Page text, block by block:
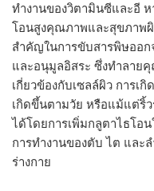
ทำงานของวิตามินซีและอี
โอนสูงคุณภาพและสุขภาพ
สำคัญในการขับสารพิษออ
และอนุมูลอิสระ ซึ่งทำลาย
เกี่ยวข้องกับเซลล์ผิว การเ
เกิดขึ้นตามวัย หรือแม้แต่ริ้ว
ได้โดยการเพิ่มกลูตาไธโอ
การทำงานของตับ ไต และ
ร่างกาย